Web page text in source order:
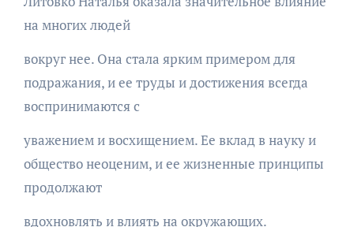
на многих людей
вокруг нее. Она стала ярким примером для
подражания, и ее труды и достижения всегда
воспринимаются с
уважением и восхищением. Ее вклад в науку и
общество неоценим, и ее жизненные принципы
продолжают
вдохновлять и влиять на окружающих.